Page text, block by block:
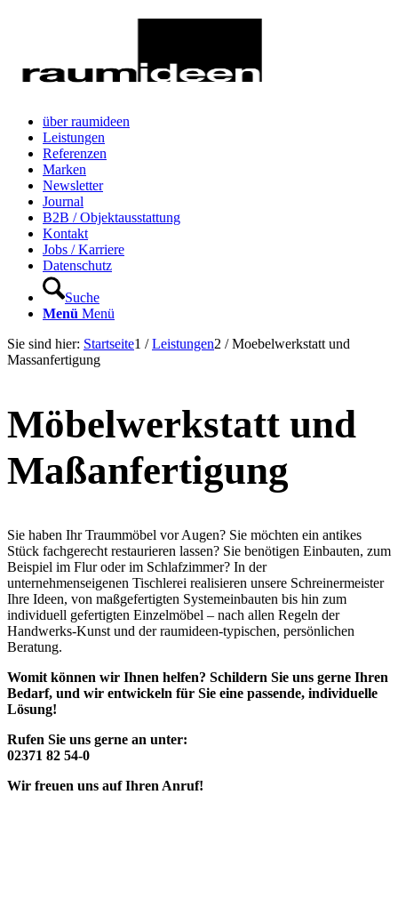
über raumideen
Leistungen
Referenzen
Marken
Newsletter
Journal
B2B / Objektausstattung
Kontakt
Jobs / Karriere
Datenschutz
Suche
Menü Menü
Sie sind hier: Startseite1 / Leistungen2 / Moebelwerkstatt und
Massanfertigung
Möbelwerkstatt und
Maßanfertigung
Sie haben Ihr Traummöbel vor Augen? Sie möchten ein antikes
Stück fachgerecht restaurieren lassen? Sie benötigen Einbauten, zum
Beispiel im Flur oder im Schlafzimmer? In der
unternehmenseigenen Tischlerei realisieren unsere Schreinermeister
Ihre Ideen, von maßgefertigten Systemeinbauten bis hin zum
individuell gefertigten Einzelmöbel – nach allen Regeln der
Handwerks-Kunst und der raumideen-typischen, persönlichen
Beratung.
Womit können wir Ihnen helfen? Schildern Sie uns gerne Ihren
Bedarf, und wir entwickeln für Sie eine passende, individuelle
Lösung!
Rufen Sie uns gerne an unter:
02371 82 54-0
Wir freuen uns auf Ihren Anruf!